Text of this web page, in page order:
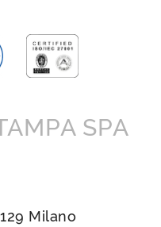
SPA
Milano